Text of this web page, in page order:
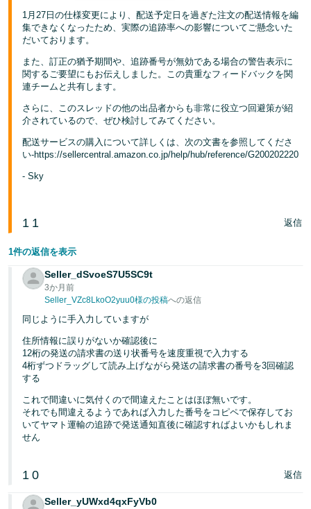
1月27日の仕様変更により、配送予定日を過ぎた注文の配送情報を編
集できなくなったため、実際の追跡率への影響についてご懸念いた
だいております。
また、訂正の猶予期間や、追跡番号が無効である場合の警告表示に
関するご要望にもお伝えしました。この貴重なフィードバックを関
連チームと共有します。
さらに、このスレッドの他の出品者からも非常に役立つ回避策が紹
介されているので、ぜひ検討してみてください。
配送サービスの購入について詳しくは、次の文書を参照してくださ
い-https://sellercentral.amazon.co.jp/help/hub/reference/G200202220
- Sky
1 1 返信
1件の返信を表示
Seller_dSvoeS7U5SC9t
3か月前
Seller_VZc8LkoO2yuu0様の投稿への返信
同じように手入力していますが
住所情報に誤りがないか確認後に
12桁の発送の請求書の送り状番号を速度重視で入力する
4桁ずつドラッグして読み上げながら発送の請求書の番号を3回確認
する
これで間違いに気付くので間違えたことはほぼ無いです。
それでも間違えるようであれば入力した番号をコピペで保存してお
いてヤマト運輸の追跡で発送通知直後に確認すればよいかもしれま
せん
1 0 返信
Seller_yUWxd4qxFyVb0